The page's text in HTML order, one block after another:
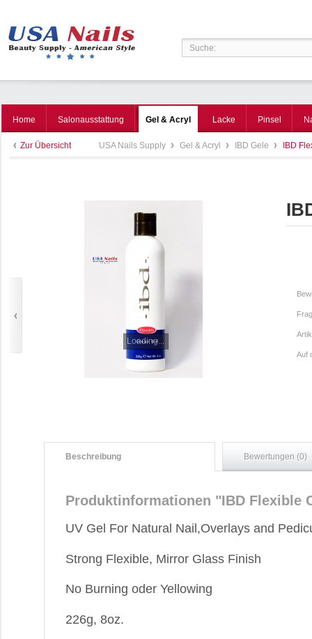
Home Salonausstattung Gel & Acryl Lacke Pinsel
Zur Übersicht USA Nails Supply Gel & Acryl IBD Gele IBD
Loading...
Auf
Beschreibung Bewertungen (0)
Produktinformationen "IBD Flexible
UV Gel For Natural Nail,Overlays and
Strong Flexible, Mirror Glass Finish
No Burning oder Yellowing
226g, 8oz.